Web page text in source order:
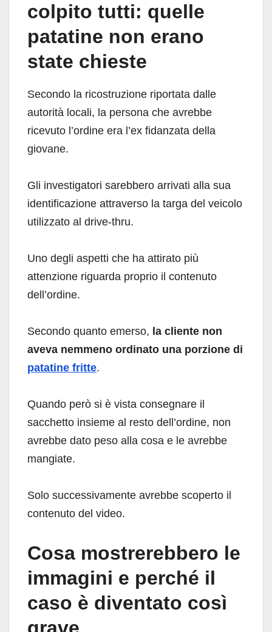
colpito tutti: quelle
patatine non erano
state chieste
Secondo la ricostruzione riportata dalle
autorità locali, la persona che avrebbe
ricevuto l’ordine era l’ex fidanzata della
giovane.
Gli investigatori sarebbero arrivati alla sua
identificazione attraverso la targa del veicolo
utilizzato al drive-thru.
Uno degli aspetti che ha attirato più
attenzione riguarda proprio il contenuto
dell’ordine.
Secondo quanto emerso, la cliente non
aveva nemmeno ordinato una porzione di
patatine fritte.
Quando però si è vista consegnare il
sacchetto insieme al resto dell’ordine, non
avrebbe dato peso alla cosa e le avrebbe
mangiate.
Solo successivamente avrebbe scoperto il
contenuto del video.
Cosa mostrerebbero le
immagini e perché il
caso è diventato così